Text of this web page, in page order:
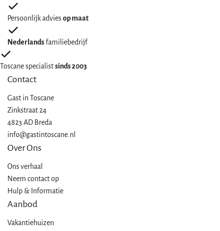
Persoonlijk adviesop maat
Nederlandsfamiliebedrijf
Toscane specialistsinds 2003
Contact
Gast in Toscane
Zinkstraat 24
4823 AD Breda
info@gastintoscane.nl
Over Ons
Ons verhaal
Neem contact op
Hulp & Informatie
Aanbod
Vakantiehuizen